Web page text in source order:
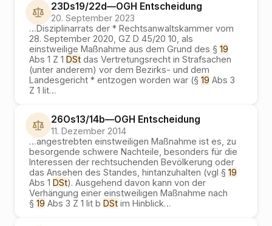
23Ds19/22d—OGH Entscheidung
20. September 2023
…Disziplinarrats der * Rechtsanwaltskammer vom
28. September 2020, GZ D 45/20 10, als
einstweilige Maßnahme aus dem Grund des § 19
Abs 1 Z 1 DSt das Vertretungsrecht in Strafsachen
(unter anderem) vor dem Bezirks- und dem
Landesgericht * entzogen worden war (§ 19 Abs 3
Z 1 lit…
26Os13/14b—OGH Entscheidung
11. Dezember 2014
…angestrebten einstweiligen Maßnahme ist es, zu
besorgende schwere Nachteile, besonders für die
Interessen der rechtsuchenden Bevölkerung oder
das Ansehen des Standes, hintanzuhalten (vgl § 19
Abs 1 DSt). Ausgehend davon kann von der
Verhängung einer einstweiligen Maßnahme nach
§ 19 Abs 3 Z 1 lit b DSt im Hinblick…